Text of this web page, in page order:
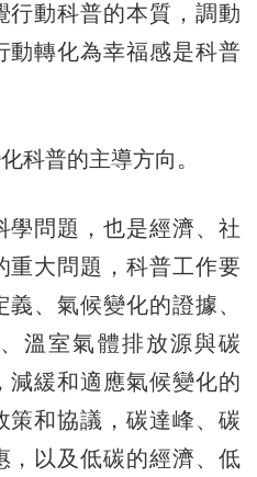
行動科普的本質，調動
動轉化為幸福感是科普
普的主導方向。
問題，也是經濟、社
重大問題，科普工作要
、氣候變化的證據、
溫室氣體排放源與碳
減緩和適應氣候變化的
策和協議，碳達峰、碳
，以及低碳的經濟、低